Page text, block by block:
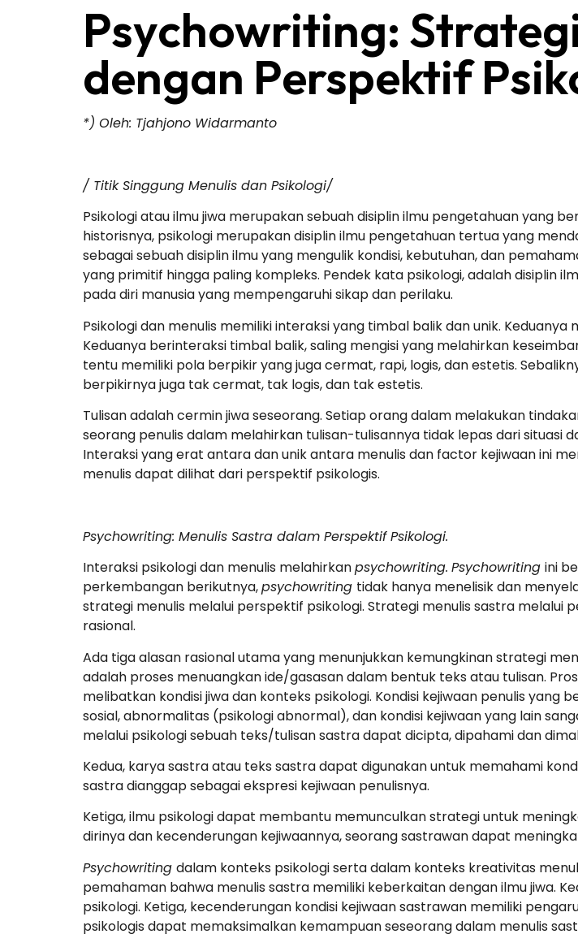
Psychowriting:
dengan Perspektif
*) Oleh: Tjahjono Widarmanto
/ Titik Singgung Menulis dan Psikologi/
Psikologi atau ilmu jiwa merupakan sebuah disiplin ilmu pengetahuan yang
historisnya, psikologi merupakan disiplin ilmu pengetahuan tertua yang
sebagai sebuah disiplin ilmu yang mengulik kondisi, kebutuhan, dan
yang primitif hingga paling kompleks. Pendek kata psikologi, adalah disiplin
pada diri manusia yang mempengaruhi sikap dan perilaku.
Psikologi dan menulis memiliki interaksi yang timbal balik dan unik. Keduanya
Keduanya berinteraksi timbal balik, saling mengisi yang melahirkan
tentu memiliki pola berpikir yang juga cermat, rapi, logis, dan estetis.
berpikirnya juga tak cermat, tak logis, dan tak estetis.
Tulisan adalah cermin jiwa seseorang. Setiap orang dalam melakukan
seorang penulis dalam melahirkan tulisan-tulisannya tidak lepas dari situasi
Interaksi yang erat antara dan unik antara menulis dan factor kejiwaan ini
menulis dapat dilihat dari perspektif psikologis.
Psychowriting: Menulis Sastra dalam Perspektif Psikologi.
Interaksi psikologi dan menulis melahirkanpsychowriting. Psychowriting ini
perkembangan berikutnya,psychowriting tidak hanya menelisik dan
strategi menulis melalui perspektif psikologi. Strategi menulis sastra
rasional.
Ada tiga alasan rasional utama yang menunjukkan kemungkinan strategi
adalah proses menuangkan ide/gasasan dalam bentuk teks atau tulisan.
melibatkan kondisi jiwa dan konteks psikologi. Kondisi kejiwaan penulis
sosial, abnormalitas (psikologi abnormal), dan kondisi kejiwaan yang lain
melalui psikologi sebuah teks/tulisan sastra dapat dicipta, dipahami dan
Kedua, karya sastra atau teks sastra dapat digunakan untuk memahami
sastra dianggap sebagai ekspresi kejiwaan penulisnya.
Ketiga, ilmu psikologi dapat membantu memunculkan strategi untuk
dirinya dan kecenderungan kejiwaannya, seorang sastrawan dapat
Psychowriting dalam konteks psikologi serta dalam konteks kreativitas
pemahaman bahwa menulis sastra memiliki keberkaitan dengan ilmu jiwa.
psikologi. Ketiga, kecenderungan kondisi kejiwaan sastrawan memiliki
psikologis dapat memaksimalkan kemampuan seseorang dalam menulis